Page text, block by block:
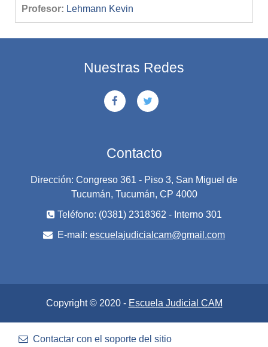
Profesor: Lehmann Kevin
Nuestras Redes
Contacto
Dirección: Congreso 361 - Piso 3, San Miguel de
Tucumán, Tucumán, CP 4000
Teléfono: (0381) 2318362 - Interno 301
E-mail: escuelajudicialcam@gmail.com
Copyright © 2020 - Escuela Judicial CAM
Contactar con el soporte del sitio